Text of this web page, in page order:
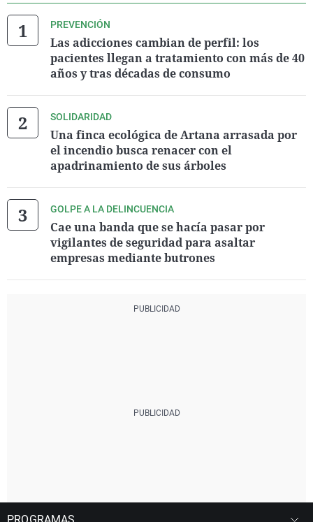
PREVENCIÓN
Las adicciones cambian de perfil: los
pacientes llegan a tratamiento con más de 40
años y tras décadas de consumo
SOLIDARIDAD
Una finca ecológica de Artana arrasada por
el incendio busca renacer con el
apadrinamiento de sus árboles
GOLPE A LA DELINCUENCIA
Cae una banda que se hacía pasar por
vigilantes de seguridad para asaltar
empresas mediante butrones